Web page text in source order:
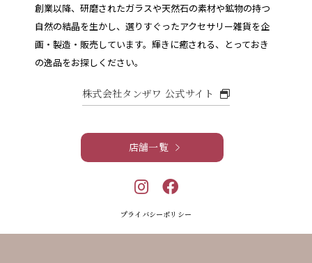
創業以降、研磨されたガラスや天然石の素材や鉱物の持つ
自然の結晶を生かし、選りすぐったアクセサリー雑貨を企
画・製造・販売しています。 輝きに癒される、とっておき
の逸品をお探しください。
株式会社タンザワ 公式サイト
店舗一覧
プライバシーポリシー